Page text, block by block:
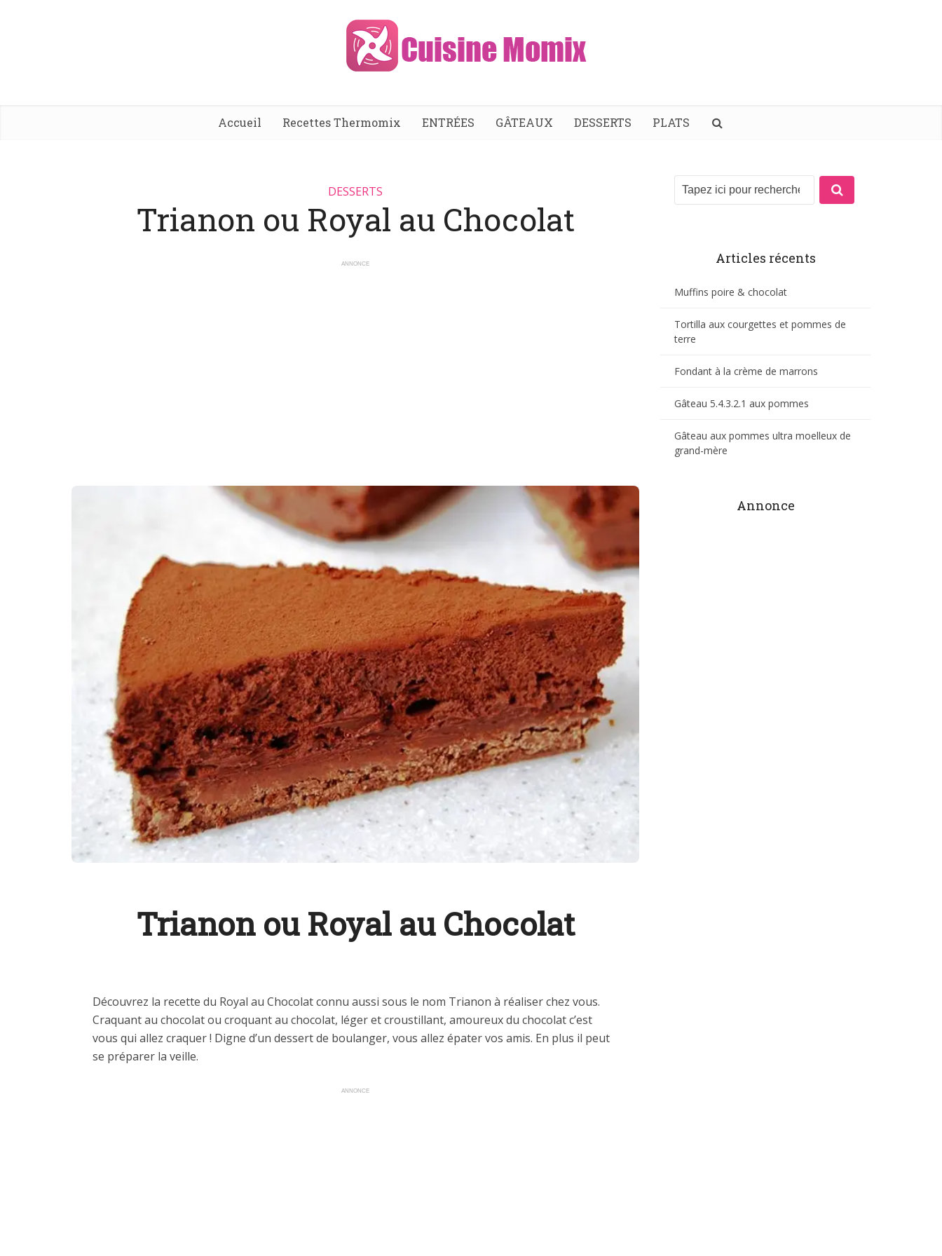
Accueil Recettes Thermomix ENTRÉES GÂTEAUX DESSERTS PLATS
DESSERTS
Trianon ou Royal au Chocolat
ANNONCE
Trianon ou Royal au Chocolat
Découvrez la recette du Royal au Chocolat connu aussi sous le nom Trianon à réaliser chez vous.
Craquant au chocolat ou croquant au chocolat, léger et croustillant, amoureux du chocolat c’est
vous qui allez craquer ! Digne d’un dessert de boulanger, vous allez épater vos amis. En plus il peut
se préparer la veille.
ANNONCE
Articles récents
Muffins poire & chocolat
Tortilla aux courgettes et pommes de
terre
Fondant à la crème de marrons
Gâteau 5.4.3.2.1 aux pommes
Gâteau aux pommes ultra moelleux de
grand-mère
Annonce